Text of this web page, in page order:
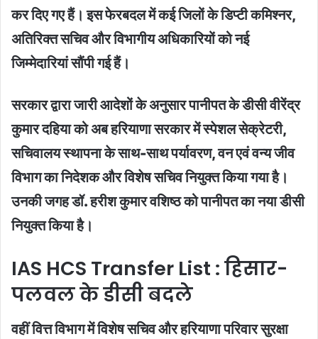
कर दिए गए हैं। इस फेरबदल में कई जिलों के डिप्टी कमिश्नर,
अतिरिक्त सचिव और विभागीय अधिकारियों को नई
जिम्मेदारियां सौंपी गई हैं।
सरकार द्वारा जारी आदेशों के अनुसार पानीपत के डीसी वीरेंद्र
कुमार दहिया को अब हरियाणा सरकार में स्पेशल सेक्रेटरी,
सचिवालय स्थापना के साथ-साथ पर्यावरण, वन एवं वन्य जीव
विभाग का निदेशक और विशेष सचिव नियुक्त किया गया है।
उनकी जगह डॉ. हरीश कुमार वशिष्ठ को पानीपत का नया डीसी
नियुक्त किया है।
IAS HCS Transfer List : हिसार-
पलवल के डीसी बदले
वहीं वित्त विभाग में विशेष सचिव और हरियाणा परिवार सुरक्षा